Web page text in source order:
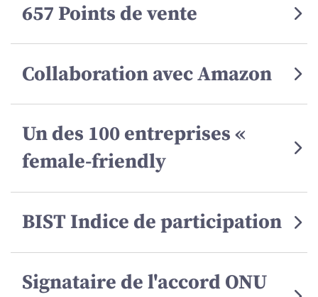
657 Points de vente
Collaboration avec Amazon
Un des 100 entreprises «
female-friendly
BIST Indice de participation
Signataire de l'accord ONU